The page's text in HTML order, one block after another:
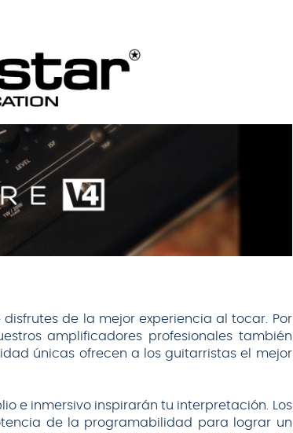
de la mejor experiencia al tocar. Por
amplificadores profesionales también
únicas ofrecen a los guitarristas el mejor
e inmersivo inspirarán tu interpretación. Los
de la programabilidad para lograr un